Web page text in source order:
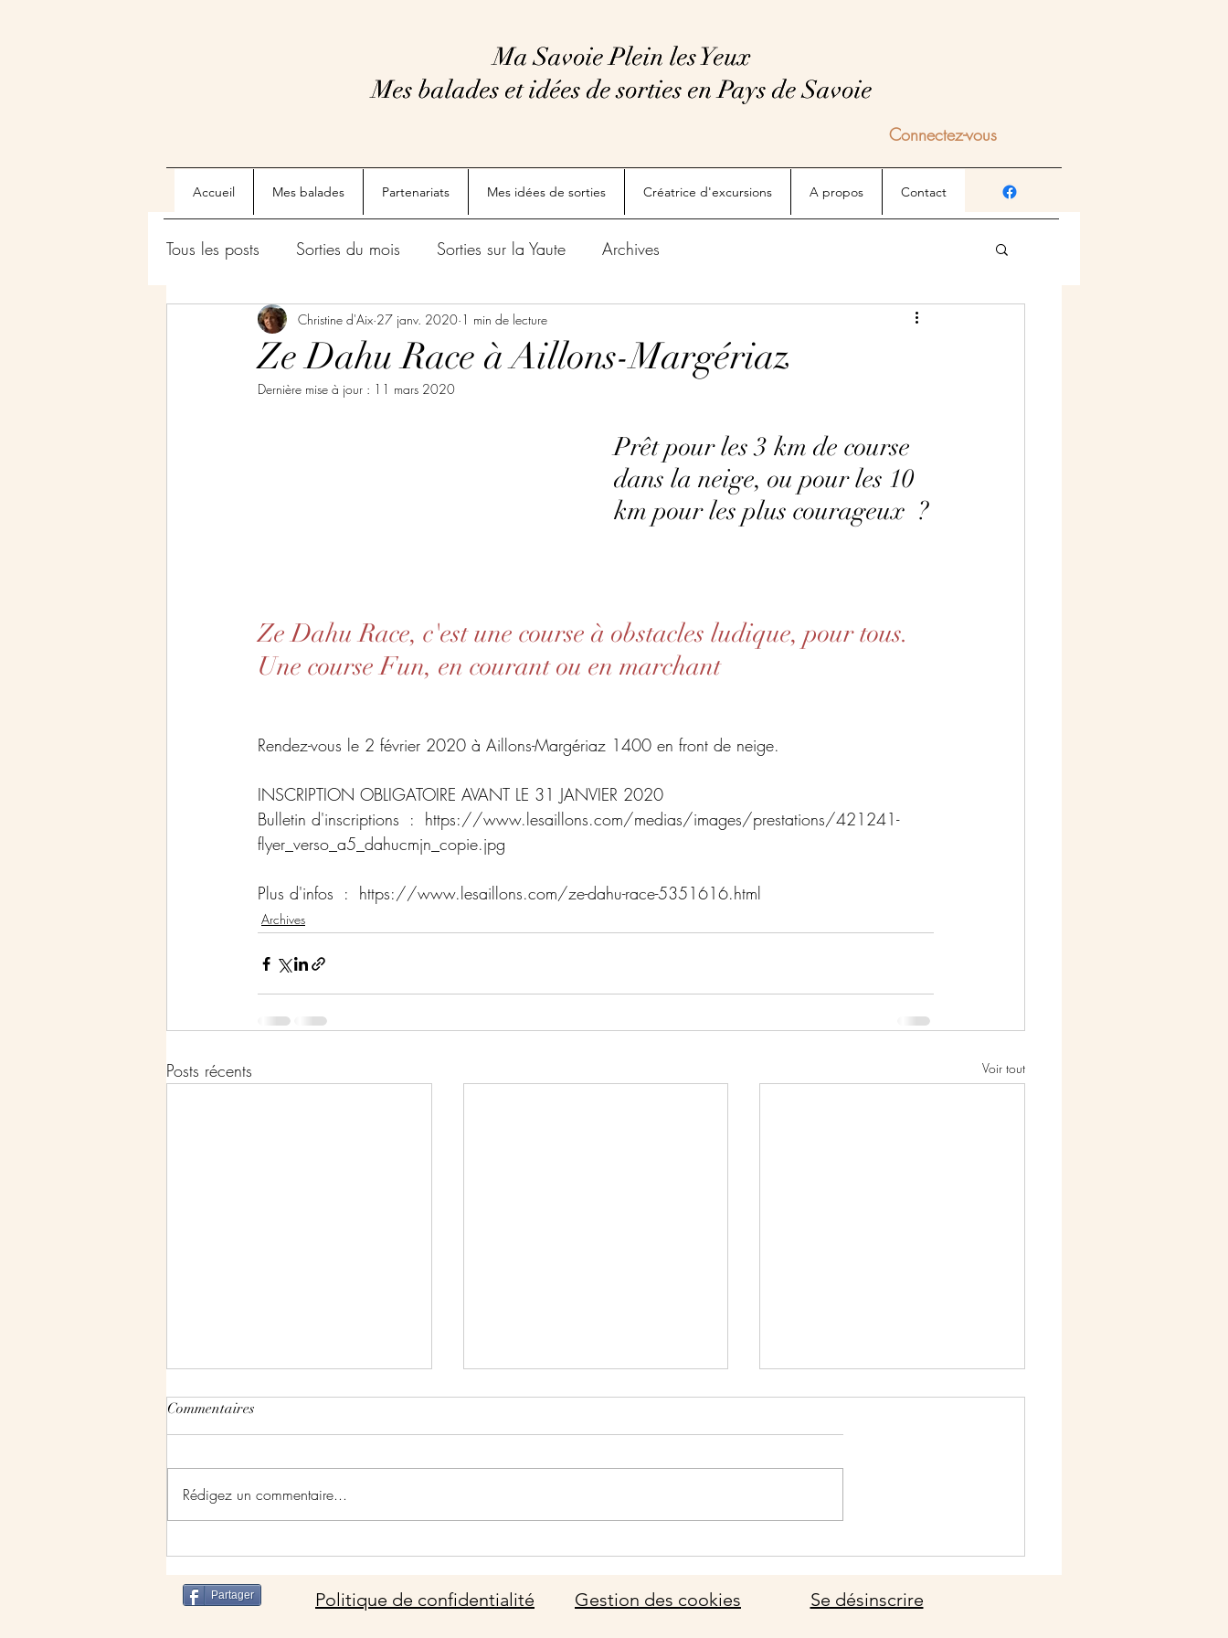
Ma Savoie Plein les Yeux
Mes balades et idées de sorties en Pays de Savoie
Ma Savoie Plein les Yeux
Mes balades et idées de sorties en Pays de Savoie
Connectez-vous
Accueil Mes balades Partenariats Mes idées de sorties Créatrice d'excursions A propos Contact
Tous les posts Sorties du mois Sorties sur la Yaute Archives
Ze Dahu Race à Aillons-Margériaz
Christine d'Aix 27 janv. 2020 1 min de lecture
Dernière mise à jour : 11 mars 2020
Prêt pour les 3 km de course
dans la neige, ou pour les 10
km pour les plus courageux  ?
Ze Dahu Race, c'est une course à obstacles ludique, pour tous.
Une course Fun, en courant ou en marchant
Rendez-vous le 2 février 2020 à Aillons-Margériaz 1400 en front de neige.
INSCRIPTION OBLIGATOIRE AVANT LE 31 JANVIER 2020
Bulletin d'inscriptions  :  https://www.lesaillons.com/medias/images/prestations/421241-
flyer_verso_a5_dahucmjn_copie.jpg
Plus d'infos  :  https://www.lesaillons.com/ze-dahu-race-5351616.html
Archives
Posts récents Voir tout
ANNULEE
Commentaires
Rédigez un commentaire...
Partager Politique de confidentialité Gestion des cookies Se désinscrire